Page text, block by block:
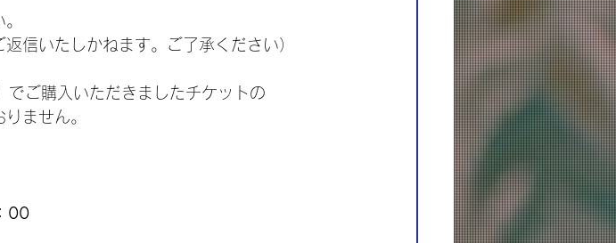
信いたしかねます。ご了承ください）
ご購入いただきましたチケットの
ません。
00